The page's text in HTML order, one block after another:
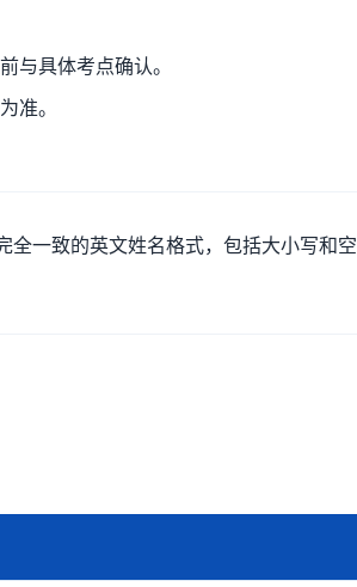
与具体考点确认。
准。
全一致的英文姓名格式，包括大小写和空